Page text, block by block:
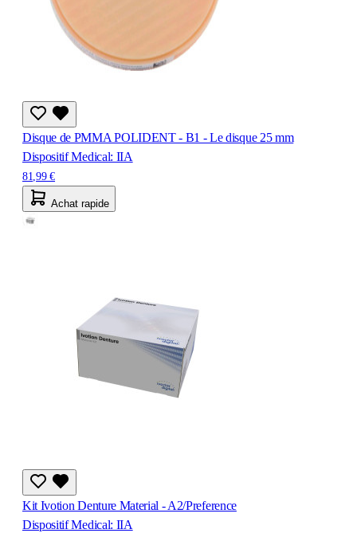
Disque de PMMA POLIDENT - B1 - Le disque 25 mm
Dispositif Medical: IIA
81,99 €
Achat rapide
Kit Ivotion Denture Material - A2/Preference
Dispositif Medical: IIA